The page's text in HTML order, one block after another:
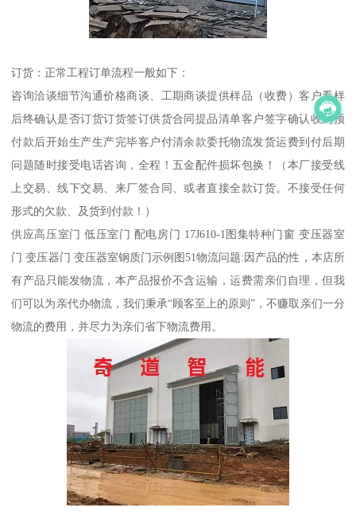
订货：正常工程订单流程一般如下：
咨询洽谈细节沟通价格商谈、工期商谈提供样品（收费）客户看样
后终确认是否订货订货签订供货合同提品清单客户签字确认收到预
付款后开始生产生产完毕客户付清余款委托物流发货运费到付后期
问题随时接受电话咨询，全程！五金配件损坏包换！（本厂接受线
上交易、线下交易、来厂签合同、或者直接全款订货。不接受任何
形式的欠款、及货到付款！）
供应高压室门 低压室门 配电房门 17J610-1图集特种门窗 变压器室
门 变压器门 变压器室钢质门示例图51物流问题:因产品的性，本店所
有产品只能发物流，本产品报价不含运输，运费需亲们自理，但我
们可以为亲代办物流，我们秉承“顾客至上的原则”，不赚取亲们一分
物流的费用，并尽力为亲们省下物流费用。